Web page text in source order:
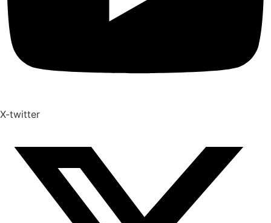
X-twitter